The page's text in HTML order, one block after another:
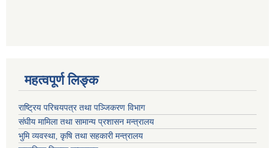
महत्वपूर्ण लि‍‍‍‍‍‌ङ्क
राष्ट्रिय परिचयपत्र तथा पञ्जिकरण विभाग
संघीय मामिला तथा सामान्य प्रशासन मन्त्रालय
भुमि व्यवस्था, कृषि तथा सहकारी मन्त्रालय